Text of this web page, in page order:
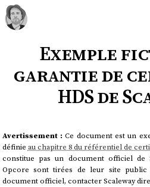
Exemple
garantie de
HDS de
Avertissement : Ce document est un
définie au chapitre 8 du référentiel de
constitue pas un document officiel de
Opcore sont tirées de leur site public
document officiel, contacter Scaleway